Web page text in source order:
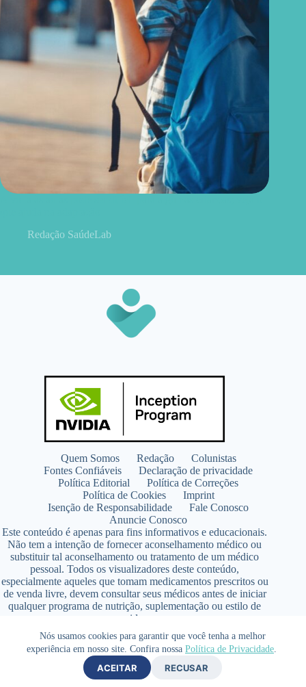
Nós usamos cookies para garantir que você tenha a melhor
experiência em nosso site. Confira nossa Política de Privacidade.
ACEITAR RECUSAR
Redação SaúdeLab
Quem Somos Redação
Colunistas
Fontes Confiáveis
Declaração de privacidade
Política Editorial
Política de Correções
Política de Cookies
Imprint
Isenção de Responsabilidade
Fale Conosco
Anuncie Conosco
Este conteúdo é apenas para fins informativos e educacionais.
Não tem a intenção de fornecer aconselhamento médico ou
substituir tal aconselhamento ou tratamento de um médico
pessoal. Todos os visualizadores deste conteúdo,
especialmente aqueles que tomam medicamentos prescritos ou
de venda livre, devem consultar seus médicos antes de iniciar
qualquer programa de nutrição, suplementação ou estilo de
vida.
Copyright © 2026 - SaúdeLAB.com pertence ao grupo
VKCF Soluções Digitais Ltda - CNPJ n° 43.726.917/0001-80
- Contato +55 (65) 99813- 4203 - Responsável Técnica:
Farmacêutica Elizandra Civalsci Costa - CRF MT n° 3490